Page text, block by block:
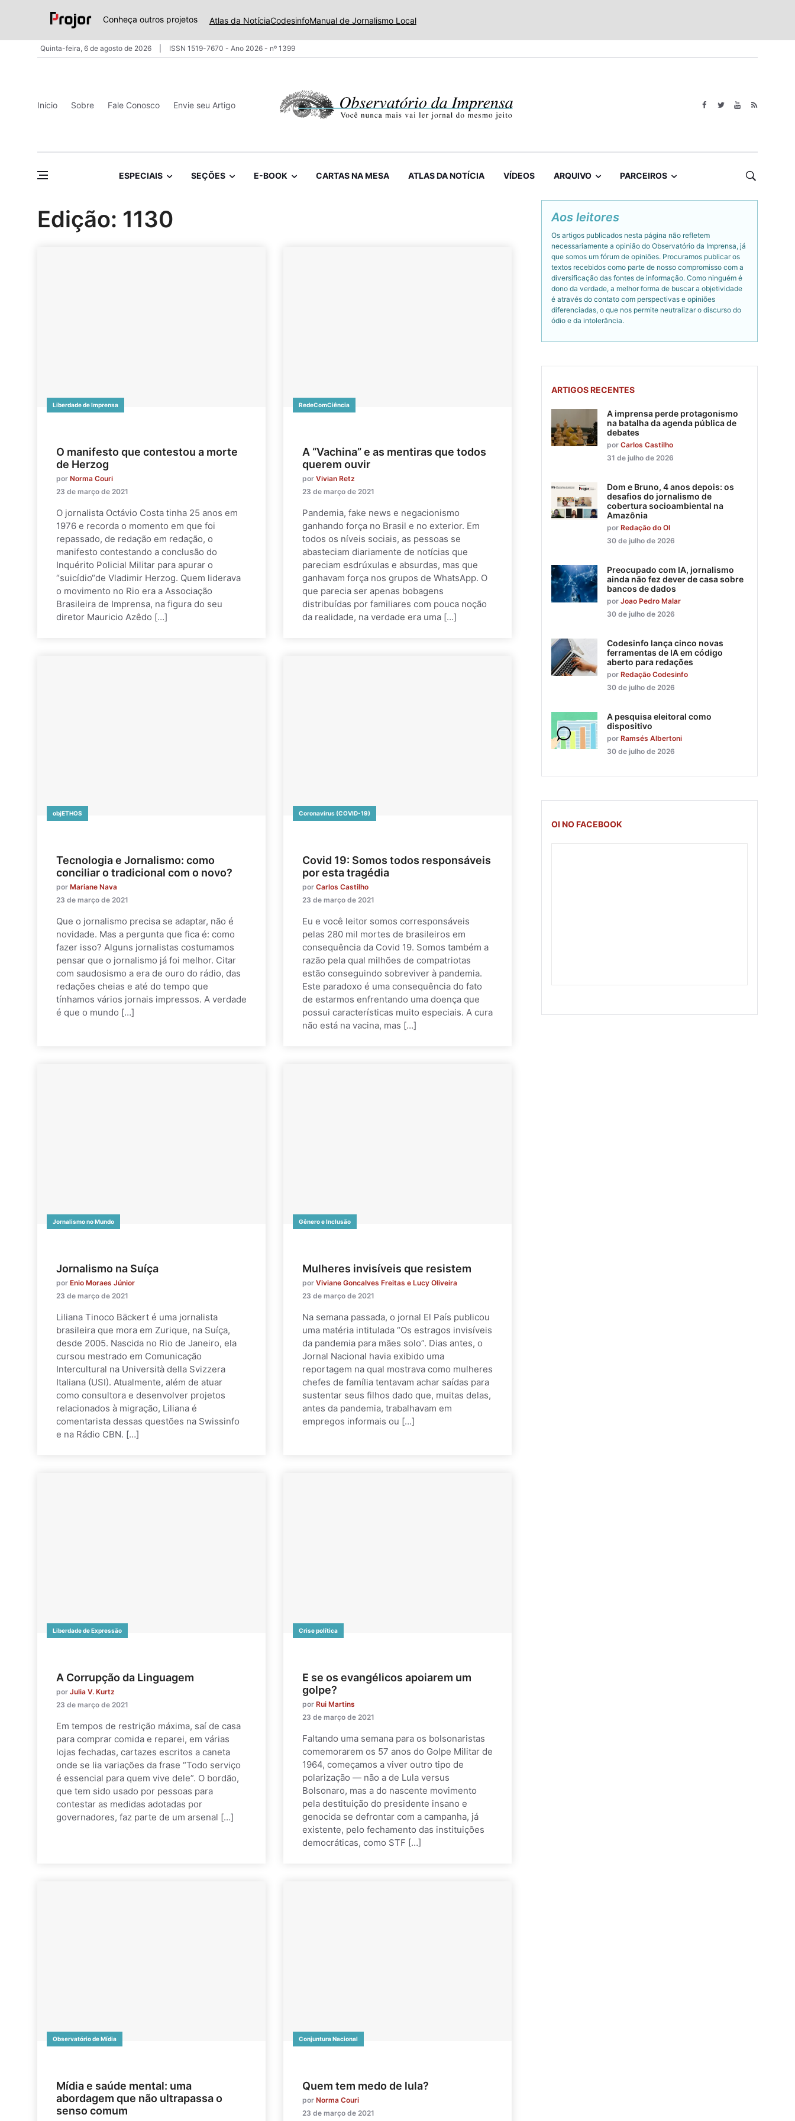
Conheça outros projetos Atlas da NotíciaCodesinfoManual de Jornalismo Local
Quinta-feira, 6 de agosto de 2026 ISSN 1519-7670 - Ano 2026 - nº 1399
Início Sobre Fale Conosco Envie seu Artigo
ESPECIAIS SEÇÕES E-BOOK CARTAS NA MESA ATLAS DA NOTÍCIA VÍDEOS ARQUIVO PARCEIROS
Edição: 1130
Liberdade de Imprensa
O manifesto que contestou a morte
de Herzog
por Norma Couri
23 de março de 2021
O jornalista Octávio Costa tinha 25 anos em
1976 e recorda o momento em que foi
repassado, de redação em redação, o
manifesto contestando a conclusão do
Inquérito Policial Militar para apurar o
“suicídio“de Vladimir Herzog. Quem liderava
o movimento no Rio era a Associação
Brasileira de Imprensa, na figura do seu
diretor Mauricio Azêdo […]
RedeComCiência
A “Vachina” e as mentiras que todos
querem ouvir
por Vivian Retz
23 de março de 2021
Pandemia, fake news e negacionismo
ganhando força no Brasil e no exterior. Em
todos os níveis sociais, as pessoas se
abasteciam diariamente de notícias que
pareciam esdrúxulas e absurdas, mas que
ganhavam força nos grupos de WhatsApp. O
que parecia ser apenas bobagens
distribuídas por familiares com pouca noção
da realidade, na verdade era uma […]
objETHOS
Tecnologia e Jornalismo: como
conciliar o tradicional com o novo?
por Mariane Nava
23 de março de 2021
Que o jornalismo precisa se adaptar, não é
novidade. Mas a pergunta que fica é: como
fazer isso? Alguns jornalistas costumamos
pensar que o jornalismo já foi melhor. Citar
com saudosismo a era de ouro do rádio, das
redações cheias e até do tempo que
tínhamos vários jornais impressos. A verdade
é que o mundo […]
Coronavírus (COVID-19)
Covid 19: Somos todos responsáveis
por esta tragédia
por Carlos Castilho
23 de março de 2021
Eu e você leitor somos corresponsáveis
pelas 280 mil mortes de brasileiros em
consequência da Covid 19. Somos também a
razão pela qual milhões de compatriotas
estão conseguindo sobreviver à pandemia.
Este paradoxo é uma consequência do fato
de estarmos enfrentando uma doença que
possui características muito especiais. A cura
não está na vacina, mas […]
Jornalismo no Mundo
Jornalismo na Suíça
por Enio Moraes Júnior
23 de março de 2021
Liliana Tinoco Bäckert é uma jornalista
brasileira que mora em Zurique, na Suíça,
desde 2005. Nascida no Rio de Janeiro, ela
cursou mestrado em Comunicação
Intercultural na Università della Svizzera
Italiana (USI). Atualmente, além de atuar
como consultora e desenvolver projetos
relacionados à migração, Liliana é
comentarista dessas questões na Swissinfo
e na Rádio CBN. […]
Gênero e Inclusão
Mulheres invisíveis que resistem
por Viviane Goncalves Freitas e Lucy Oliveira
23 de março de 2021
Na semana passada, o jornal El País publicou
uma matéria intitulada “Os estragos invisíveis
da pandemia para mães solo”. Dias antes, o
Jornal Nacional havia exibido uma
reportagem na qual mostrava como mulheres
chefes de família tentavam achar saídas para
sustentar seus filhos dado que, muitas delas,
antes da pandemia, trabalhavam em
empregos informais ou […]
Liberdade de Expressão
A Corrupção da Linguagem
por Julia V. Kurtz
23 de março de 2021
Em tempos de restrição máxima, saí de casa
para comprar comida e reparei, em várias
lojas fechadas, cartazes escritos a caneta
onde se lia variações da frase “Todo serviço
é essencial para quem vive dele”. O bordão,
que tem sido usado por pessoas para
contestar as medidas adotadas por
governadores, faz parte de um arsenal […]
Crise política
E se os evangélicos apoiarem um
golpe?
por Rui Martins
23 de março de 2021
Faltando uma semana para os bolsonaristas
comemorarem os 57 anos do Golpe Militar de
1964, começamos a viver outro tipo de
polarização — não a de Lula versus
Bolsonaro, mas a do nascente movimento
pela destituição do presidente insano e
genocida se defrontar com a campanha, já
existente, pelo fechamento das instituições
democráticas, como STF […]
Observatório de Mídia
Mídia e saúde mental: uma
abordagem que não ultrapassa o
senso comum
Conjuntura Nacional
Quem tem medo de lula?
por Norma Couri
23 de março de 2021
Aos leitores
Os artigos publicados nesta página não refletem
necessariamente a opinião do Observatório da Imprensa, já
que somos um fórum de opiniões. Procuramos publicar os
textos recebidos como parte de nosso compromisso com a
diversificação das fontes de informação. Como ninguém é
dono da verdade, a melhor forma de buscar a objetividade
é através do contato com perspectivas e opiniões
diferenciadas, o que nos permite neutralizar o discurso do
ódio e da intolerância.
ARTIGOS RECENTES
A imprensa perde protagonismo
na batalha da agenda pública de
debates
por Carlos Castilho
31 de julho de 2026
Dom e Bruno, 4 anos depois: os
desafios do jornalismo de
cobertura socioambiental na
Amazônia
por Redação do OI
30 de julho de 2026
Preocupado com IA, jornalismo
ainda não fez dever de casa sobre
bancos de dados
por Joao Pedro Malar
30 de julho de 2026
Codesinfo lança cinco novas
ferramentas de IA em código
aberto para redações
por Redação Codesinfo
30 de julho de 2026
A pesquisa eleitoral como
dispositivo
por Ramsés Albertoni
30 de julho de 2026
OI NO FACEBOOK